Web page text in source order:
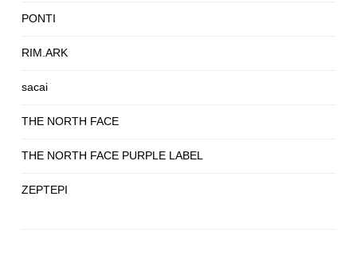
PONTI
RIM.ARK
sacai
THE NORTH FACE
THE NORTH FACE PURPLE LABEL
ZEPTEPI